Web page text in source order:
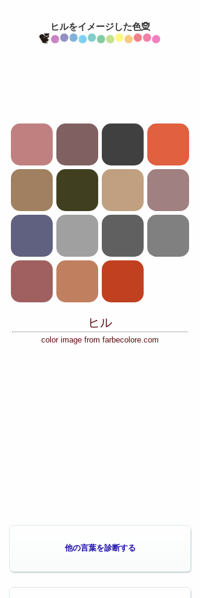
ヒルをイメージした色🧝
ヒル
color image from farbecolore.com
他の言葉を診断する